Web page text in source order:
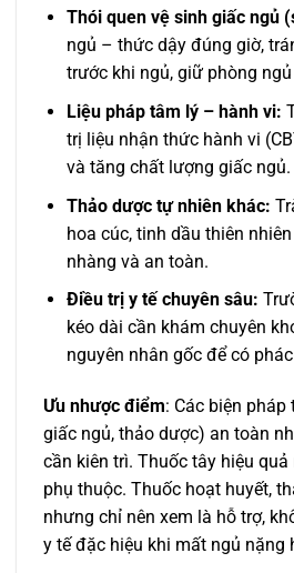
Thói quen vệ sinh giấc ngủ
ngủ – thức dậy đúng giờ,
trước khi ngủ, giữ phòng
Liệu pháp tâm lý – hành vi:
trị liệu nhận thức hành vi
và tăng chất lượng giấc ngủ.
Thảo dược tự nhiên khác:
hoa cúc, tinh dầu thiên
nhàng và an toàn.
Điều trị y tế chuyên sâu:
kéo dài cần khám chuyên
nguyên nhân gốc để có
Ưu nhược điểm: Các biện pháp
giấc ngủ, thảo dược) an toàn
cần kiên trì. Thuốc tây hiệu
phụ thuộc. Thuốc hoạt huyết,
nhưng chỉ nên xem là hỗ trợ,
y tế đặc hiệu khi mất ngủ nặng